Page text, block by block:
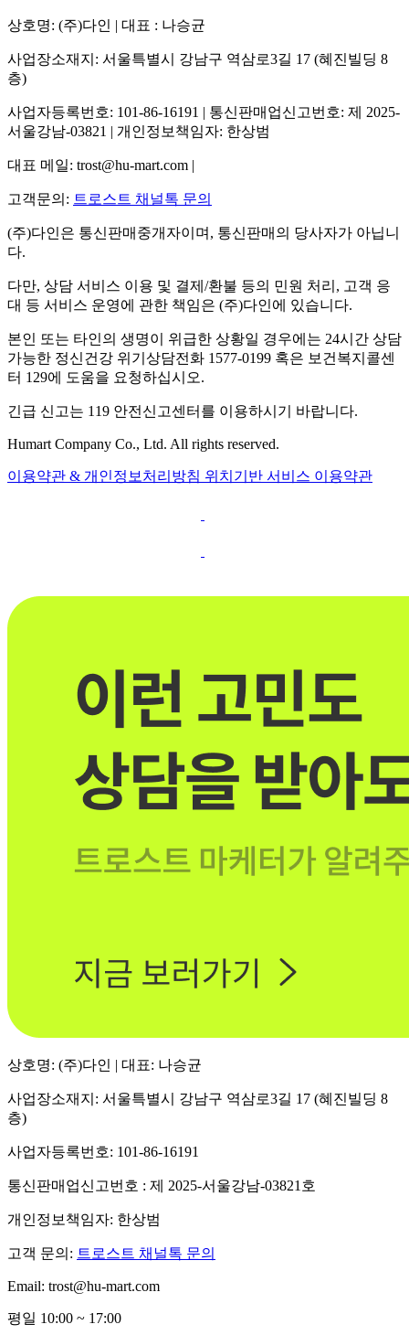
상호명: (주)다인 | 대표 : 나승균
사업장소재지: 서울특별시 강남구 역삼로3길 17 (혜진빌딩 8
층)
사업자등록번호: 101-86-16191 | 통신판매업신고번호: 제 2025-
서울강남-03821 | 개인정보책임자: 한상범
대표 메일: trost@hu-mart.com |
고객문의: 트로스트 채널톡 문의
(주)다인은 통신판매중개자이며, 통신판매의 당사자가 아닙니
다.
다만, 상담 서비스 이용 및 결제/환불 등의 민원 처리, 고객 응
대 등 서비스 운영에 관한 책임은 (주)다인에 있습니다.
본인 또는 타인의 생명이 위급한 상황일 경우에는 24시간 상담
가능한 정신건강 위기상담전화 1577-0199 혹은 보건복지콜센
터 129에 도움을 요청하십시오.
긴급 신고는 119 안전신고센터를 이용하시기 바랍니다.
Humart Company Co., Ltd. All rights reserved.
이용약관 & 개인정보처리방침 위치기반 서비스 이용약관
상호명: (주)다인 | 대표: 나승균
사업장소재지: 서울특별시 강남구 역삼로3길 17 (혜진빌딩 8
층)
사업자등록번호: 101-86-16191
통신판매업신고번호 : 제 2025-서울강남-03821호
개인정보책임자: 한상범
고객 문의: 트로스트 채널톡 문의
Email: trost@hu-mart.com
평일 10:00 ~ 17:00